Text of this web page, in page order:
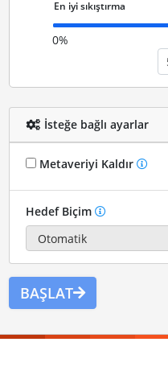
0%
İsteğe bağlı ayarlar
Metaveriyi Kaldır
Hedef Biçim
BAŞLAT